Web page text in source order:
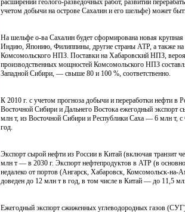
расширении геолого-разведочных работ, развитии
учетом добычи на острове Сахалин и его шельфе) может
На шельфе о-ва Сахалин будет сформирована новая
Индию, Японию, Филиппины, другие страны АТР, а также на
Комсомольского НПЗ. Поставки на Хабаровский НПЗ,
производственных мощностей Комсомольского НПЗ
Западной Сибири, — свыше 80 и 100 %, соответственно.
К 2010 г. с учетом прогноза добычи и переработки нефти в
Восточной Сибири и Дальнего Востока ежегодный
млн т, из Восточной Сибири и Республики Саха — 6 млн т,
год.
Экспорт сырой нефти из России в Китай (включая транзит
млн т — в 2030 г. Экспорт нефтепродуктов в АТР (в
недалеко от портов (Ангарск, Хабаровск, Комсомольск-
доведен до 12 млн т в год, в том числе в Китай — до 11,5
Ежегодный экспорт сжиженных углеводородных газов